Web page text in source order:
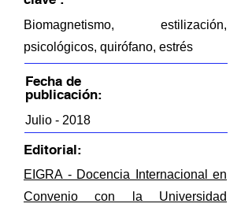
Biomagnetismo, estilización,
psicológicos, quirófano, estrés
Fecha de
publicación:
Julio - 2018
Editorial:
EIGRA - Docencia Internacional en
Convenio con la Universidad